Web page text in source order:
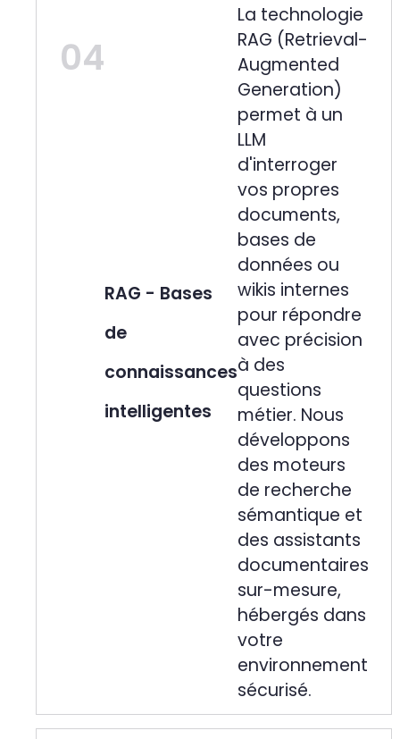
04
RAG - Bases
de
connaissances
intelligentes
La technologie
RAG (Retrieval-
Augmented
Generation)
permet à un
LLM
d'interroger
vos propres
documents,
bases de
données ou
wikis internes
pour répondre
avec précision
à des
questions
métier. Nous
développons
des moteurs
de recherche
sémantique et
des assistants
documentaires
sur-mesure,
hébergés dans
votre
environnement
sécurisé.